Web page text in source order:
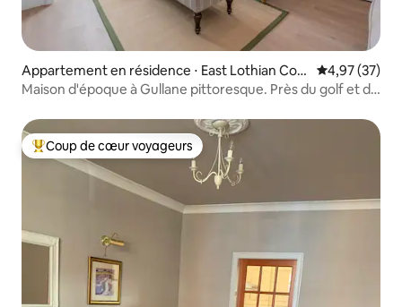
Appartement en résidence ⋅ East Lothian Cou
ncil
Évaluation
4,97 (37)
Maison d'époque à Gullane pittoresque. Près du golf et de
Coups de cœur voyageurs les plus appréciés
Coup de cœur voyageurs